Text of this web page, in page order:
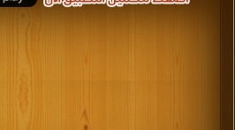
كتب 1994
كتب 1993 كتب 1992
كتب 1984
كتب 1981 كتب 1980